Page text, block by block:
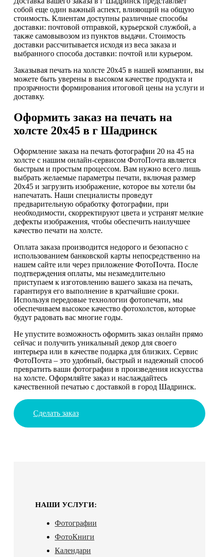
собой еще один важный аспект, влияющий на общую
стоимость. Клиентам доступны различные способы
доставки: почтовой отправкой, курьерской службой, а
также самовывозом из пунктов выдачи. Стоимость
доставки рассчитывается исходя из веса заказа и
выбранного способа доставки: почтой или курьером.
Заказывая печать на холсте 20х45 в нашей компании, вы
можете быть уверены в высоком качестве продукта и
прозрачности формирования итоговой цены на услуги и
доставку.
Оформить заказ на печать на
холсте 20х45 в г Шадринск
Оформление заказа на печать фотографии 20 на 45 на
холсте с нашим онлайн-сервисом ФотоПочта является
быстрым и простым процессом. Вам нужно всего лишь
выбрать желаемые параметры печати, включая размер
20х45 и загрузить изображение, которое вы хотели бы
напечатать. Наши специалисты проведут
предварительную обработку фотографии, при
необходимости, скорректируют цвета и устранят мелкие
дефекты изображения, чтобы обеспечить наилучшее
качество печати на холсте.
Оплата заказа производится недорого и безопасно с
использованием банковской карты непосредственно на
нашем сайте или через приложение ФотоПочта. После
подтверждения оплаты, мы незамедлительно
приступаем к изготовлению вашего заказа на печать,
гарантируя его выполнение в кратчайшие сроки.
Используя передовые технологии фотопечати, мы
обеспечиваем высокое качество фотохолстов, которые
будут радовать вас многие годы.
Не упустите возможность оформить заказ онлайн прямо
сейчас и получить уникальный декор для своего
интерьера или в качестве подарка для близких. Сервис
ФотоПочта – это удобный, быстрый и надежный способ
превратить ваши фотографии в произведения искусства
на холсте. Оформляйте заказ и наслаждайтесь
качественной печатью с доставкой в город Шадринск.
Сделать заказ
НАШИ УСЛУГИ:
Фотографии
ФотоКниги
Календари